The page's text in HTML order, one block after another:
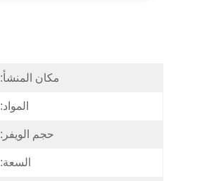
مكان المنشأ:
المواد:
حجم الويفر:
السعة: